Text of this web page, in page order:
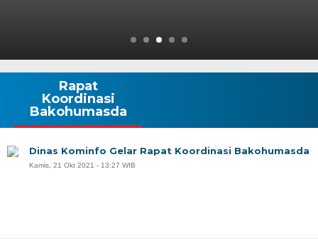
Rapat
Koordinasi
Bakohumasda
Dinas Kominfo Gelar Rapat Koordinasi Bakohumasda
Kamis, 21 Okt 2021 - 13:27 WIB